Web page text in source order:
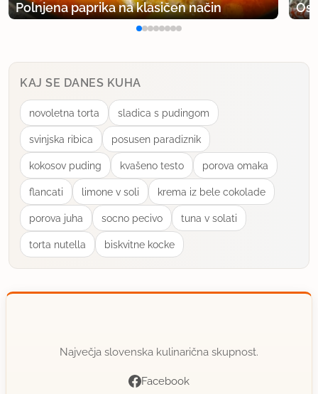
Polnjena paprika na klasičen način
KAJ SE DANES KUHA
novoletna torta sladica s pudingom
svinjska ribica posusen paradiznik
kokosov puding kvašeno testo porova omaka
flancati limone v soli krema iz bele cokolade
porova juha socno pecivo tuna v solati
torta nutella biskvitne kocke
Največja slovenska kulinarična skupnost.
Facebook